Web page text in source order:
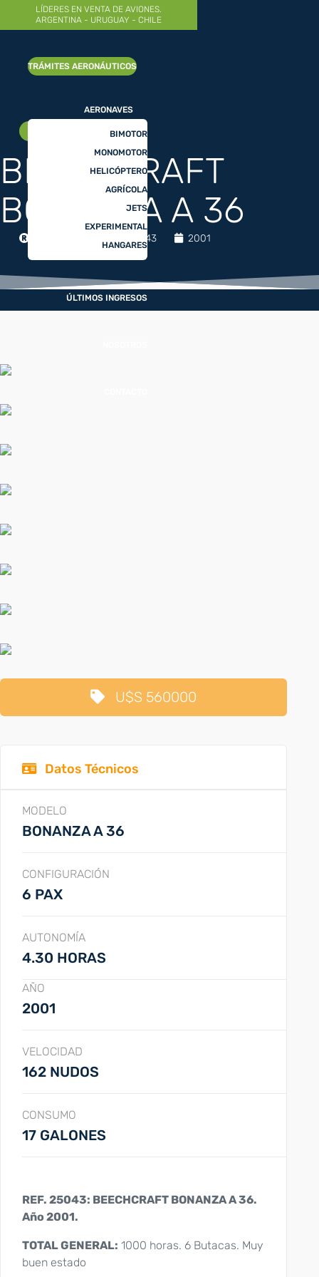
LÍDERES EN VENTA DE AVIONES.
ARGENTINA - URUGUAY - CHILE
TRÁMITES AERONÁUTICOS
AERONAVES
BIMOTOR
MONOMOTOR
HELICÓPTERO
AGRÍCOLA
JETS
EXPERIMENTAL
HANGARES
ÚLTIMOS INGRESOS
BEECHCRAFT
BONANZA A 36
25043 2001
AÑO 2001 | ÚNICO
U$S 560000
Datos Técnicos
MODELO
BONANZA A 36
CONFIGURACIÓN
6 PAX
AUTONOMÍA
4.30 HORAS
AÑO
2001
VELOCIDAD
162 NUDOS
CONSUMO
17 GALONES
REF. 25043: BEECHCRAFT BONANZA A 36.
Año 2001.
TOTAL GENERAL: 1000 horas. 6 Butacas. Muy
buen estado